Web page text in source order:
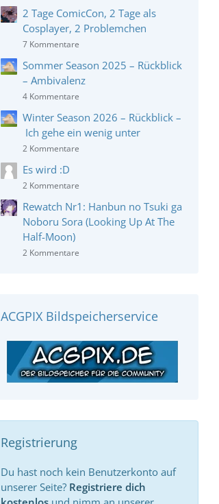
2 Tage ComicCon, 2 Tage als
Cosplayer, 2 Problemchen
7 Kommentare
Sommer Season 2025 – Rückblick
– Ambivalenz
4 Kommentare
Winter Season 2026 – Rückblick –
Ich gehe ein wenig unter
2 Kommentare
Es wird :D
2 Kommentare
Rewatch Nr1: Hanbun no Tsuki ga
Noboru Sora (Looking Up At The
Half-Moon)
2 Kommentare
ACGPIX Bildspeicherservice
Registrierung
Du hast noch kein Benutzerkonto auf
unserer Seite? Registriere dich